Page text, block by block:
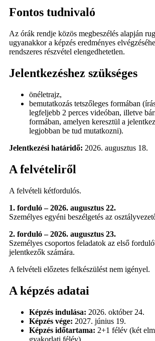
Fontos tudnivaló
Az órák rendje közös megbeszélés alapján
ugyanakkor a képzés eredményes
rendszeres részvétel elengedhetetlen.
Jelentkezéshez szükséges
önéletrajz,
bemutatkozás tetszőleges formában
legfeljebb 2 perces videóban, illetve
formában, amelyen keresztül a
legjobban be tud mutatkozni).
Jelentkezési határidő: 2026. augusztus 18.
A felvételiről
A felvételi kétfordulós.
1. forduló – 2026. augusztus 22.
Személyes egyéni beszélgetés az
2. forduló – 2026. augusztus 23.
Személyes csoportos feladatok az első
jelentkezők számára.
A felvételi előzetes felkészülést nem igényel.
A képzés adatai
Képzés indulása: 2026. október 24.
Képzés vége: 2027. június 19.
Képzés időtartama: 2+1 félév (két
gyakorlati félév)